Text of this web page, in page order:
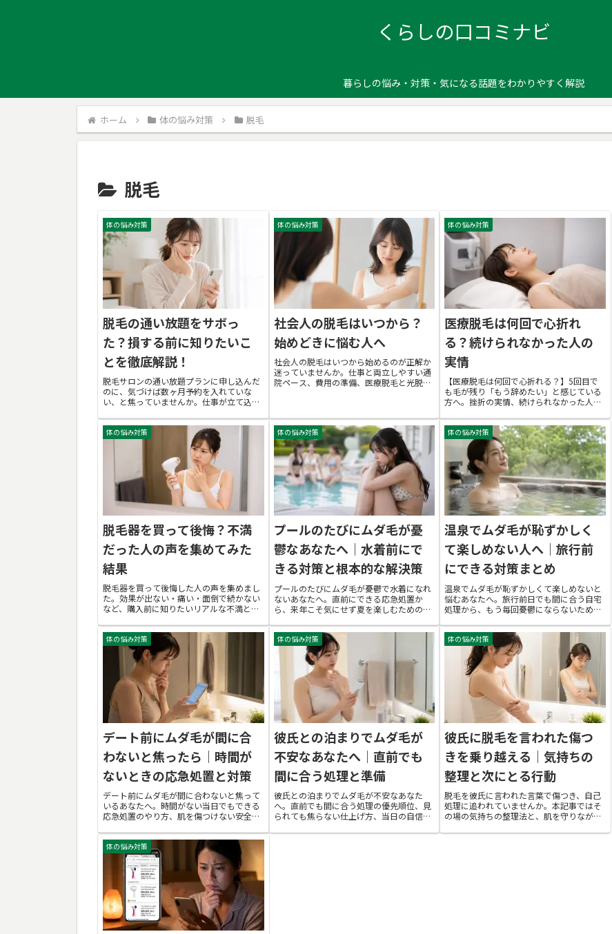
くらしの口コミナビ
暮らしの悩み・対策・気になる話題をわかりやすく解説
ホーム 体の悩み対策 脱毛
脱毛
体の悩み対策
脱毛の通い放題をサボっ
た？損する前に知りたいこ
とを徹底解説！
脱毛サロンの通い放題プランに申し込んだ
のに、気づけば数ヶ月予約を入れていな
い、と焦っていませんか。仕事が立て込む
ちに押されて、つい後回しにしてしまう瞬
間は誰にでもあります。サボってしまった
今からでも、損...
体の悩み対策
社会人の脱毛はいつから？
始めどきに悩む人へ
社会人の脱毛はいつから始めるのが正解か
迷っていませんか。仕事と両立しやすい通
院ペース、費用の準備、医療脱毛と光脱毛
必ず見つかります。
体の悩み対策
医療脱毛は何回で心折れ
る？続けられなかった人の
実情
【医療脱毛は何回で心折れる？】5回目で
も毛が残り「もう辞めたい」と感じている
方へ。挫折の実情、続けられなかった人の
し策までを解説。自分に合う続け方が見つ
かる記事です。
体の悩み対策
脱毛器を買って後悔？不満
だった人の声を集めてみた
結果
脱毛器を買って後悔した人の声を集めまし
た。効果が出ない・痛い・面倒で続かない
など、購入前に知りたいリアルな不満と失
後悔しない選び方のチェックリストまで、
28歳女性の視点で徹底解説します。
体の悩み対策
プールのたびにムダ毛が憂
鬱なあなたへ｜水着前にで
きる対策と根本的な解決策
プールのたびにムダ毛が憂鬱で水着になれ
ないあなたへ。直前にできる応急処置か
ら、来年こそ気にせず夏を楽しむための根
し、自信を持って海やプールに踏み出せる
具体的な方法と進め方をまとめました。
体の悩み対策
温泉でムダ毛が恥ずかしく
て楽しめない人へ｜旅行前
にできる対策まとめ
温泉でムダ毛が恥ずかしくて楽しめないと
悩むあなたへ。旅行前日でも間に合う自宅
処理から、もう毎回憂鬱にならないための
や露天風呂で人目を気にせず堂々と温泉を
楽しむための準備を一緒に整えていきまし
体の悩み対策
デート前にムダ毛が間に合
わないと焦ったら｜時間が
ないときの応急処置と対策
デート前にムダ毛が間に合わないと焦って
いるあなたへ。時間がない当日でもできる
応急処置のやり方、肌を傷つけない安全な
まで丁寧に解説します。読み終える頃に
は、自信を持ってデート当日を迎える準備
が整います。
体の悩み対策
彼氏との泊まりでムダ毛が
不安なあなたへ｜直前でも
間に合う処理と準備
彼氏との泊まりでムダ毛が不安なあなた
へ。直前でも間に合う処理の優先順位、見
られても焦らない仕上げ方、当日の自信を
で処理すべきか迷う方に向けて、肌を傷め
体の悩み対策
彼氏に脱毛を言われた傷つ
きを乗り越える｜気持ちの
整理と次にとる行動
脱毛を彼氏に言われた言葉で傷つき、自己
処理に追われていませんか。本記事ではそ
の場の気持ちの整理法と、肌を守りながら
なた自身を否定された訳ではないことを丁
体の悩み対策